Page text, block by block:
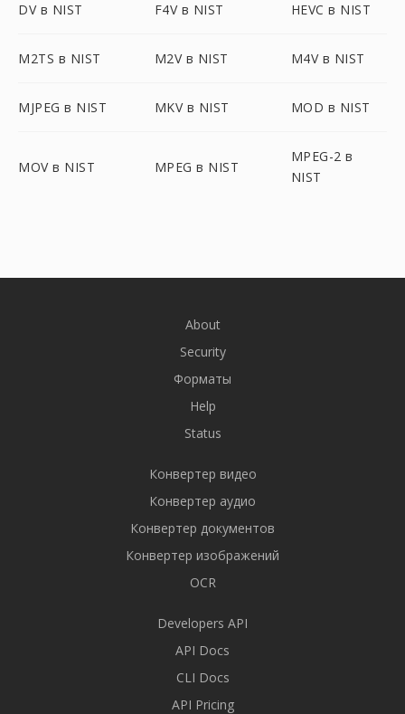
DV в NIST F4V в NIST HEVC в NIST
M2TS в NIST M2V в NIST M4V в NIST
MJPEG в NIST MKV в NIST MOD в NIST
MOV в NIST MPEG в NIST
MPEG-2 в
NIST
About
Security
Форматы
Help
Status
Конвертер видео
Конвертер аудио
Конвертер документов
Конвертер изображений
OCR
Developers API
API Docs
CLI Docs
API Pricing